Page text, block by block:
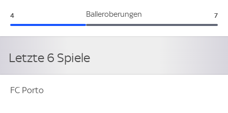
Balleroberungen
FC Porto:
4 AS
7
Letzte 6 Spiele
FC Porto